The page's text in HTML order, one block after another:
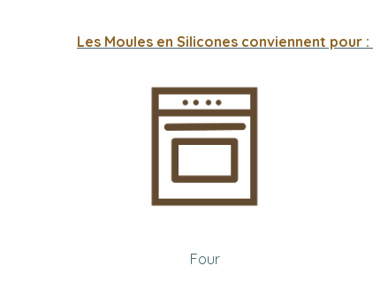
Les Moules en Silicones conviennent pour :
Four